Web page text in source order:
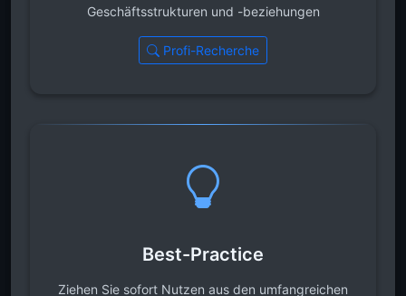
Geschäftsstrukturen und -beziehungen
Profi-Recherche
Best-Practice
Ziehen Sie sofort Nutzen aus den umfangreichen